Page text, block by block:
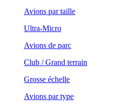
Avions par taille
Ultra-Micro
Avions de parc
Club / Grand terrain
Grosse échelle
Avions par type